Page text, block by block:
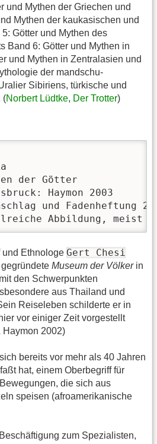
und Mythen der Griechen und
Mythen der kaukasischen und
Götter und Mythen des
Band 6: Götter und Mythen in
und Mythen in Zentralasien und
der mandschu-
Sibiriens, türkische und
(Norbert Lüdtke, Der Trotter)
der Götter
Haymon 2003
und Fadenheftung
Abbildung, meist
und Ethnologe Gert Chesi
Museum der Völkerin
den Schwerpunkten
aus Thailand und
Reiseleben schilderte er in
vor einiger Zeit vorgestellt
Haymon 2002)
bereits vor mehr als 40 Jahren
hat, einem Oberbegriff für
die sich aus
speisen (afroamerikanische
zum Spezialisten,